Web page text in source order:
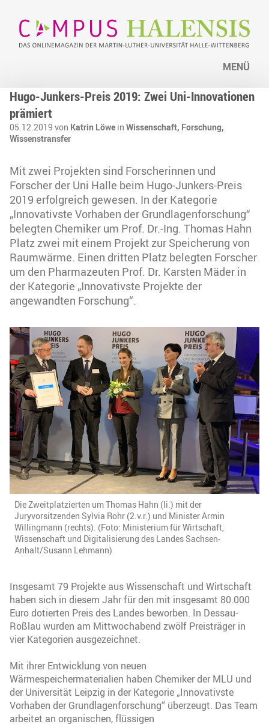
MENÜ
Hugo-Junkers-Preis 2019: Zwei Uni-Innovationen
prämiert
05.12.2019 von Katrin Löwe in Wissenschaft, Forschung,
Wissenstransfer
Mit zwei Projekten sind Forscherinnen und
Forscher der Uni Halle beim Hugo-Junkers-Preis
2019 erfolgreich gewesen. In der Kategorie
„Innovativste Vorhaben der Grundlagenforschung“
belegten Chemiker um Prof. Dr.-Ing. Thomas Hahn
Platz zwei mit einem Projekt zur Speicherung von
Raumwärme. Einen dritten Platz belegten Forscher
um den Pharmazeuten Prof. Dr. Karsten Mäder in
der Kategorie „Innovativste Projekte der
angewandten Forschung“.
Die Zweitplatzierten um Thomas Hahn (li.) mit der
Juryvorsitzenden Sylvia Rohr (2.v.r.) und Minister Armin
Willingmann (rechts). (Foto: Ministerium für Wirtschaft,
Wissenschaft und Digitalisierung des Landes Sachsen-
Anhalt/Susann Lehmann)
Insgesamt 79 Projekte aus Wissenschaft und Wirtschaft
haben sich in diesem Jahr für den mit insgesamt 80.000
Euro dotierten Preis des Landes beworben. In Dessau-
Roßlau wurden am Mittwochabend zwölf Preisträger in
vier Kategorien ausgezeichnet.
Mit ihrer Entwicklung von neuen
Wärmespeichermaterialien haben Chemiker der MLU und
der Universität Leipzig in der Kategorie „Innovativste
Vorhaben der Grundlagenforschung“ überzeugt. Das Team
arbeitet an organischen, flüssigen